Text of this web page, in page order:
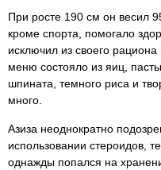
При росте 190 см он весил
кроме спорта, помогало
исключил из своего
меню состояло из яиц,
шпината, темного риса и
много.
Азиза неоднократно
использовании стероидов,
однажды попался на